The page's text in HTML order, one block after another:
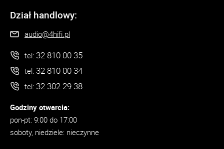
Dział handlowy:
audio@4hifi.pl
tel: 32 810 00 35
tel: 32 810 00 34
tel: 32 302 29 38
Godziny otwarcia:
pon-pt: 9:00 do 17:00
soboty, niedziele: nieczynne